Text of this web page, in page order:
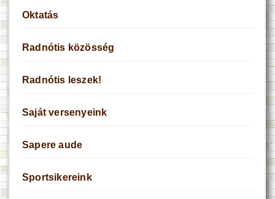
Oktatás
Radnótis közösség
Radnótis leszek!
Saját versenyeink
Sapere aude
Sportsikereink